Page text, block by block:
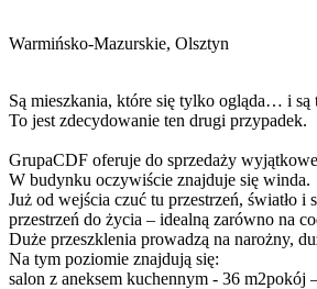
Warmińsko-Mazurskie, Olsztyn
Są mieszkania, które się tylko ogląda… i są
To jest zdecydowanie ten drugi przypadek.
GrupaCDF oferuje do sprzedaży
W budynku oczywiście znajduje się winda.
Już od wejścia czuć tu przestrzeń, światło
przestrzeń do życia – idealną zarówno na
Duże przeszklenia prowadzą na narożny,
Na tym poziomie znajdują się:
salon z aneksem kuchennym - 36 m2pokój